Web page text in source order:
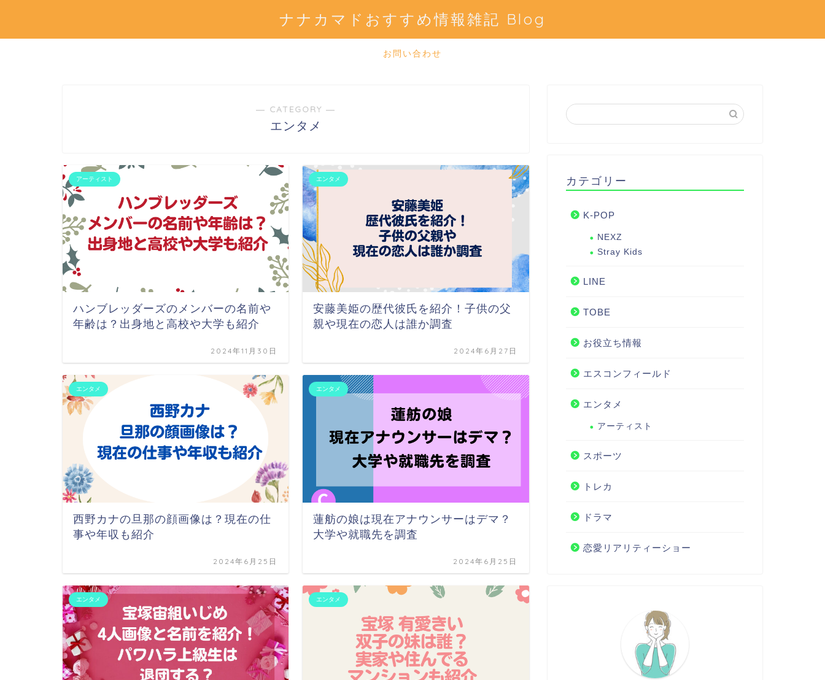
ナナカマドおすすめ情報雑記 Blog
お問い合わせ
― CATEGORY ―
エンタメ
アーティスト
ハンブレッダーズのメンバーの名前や
年齢は？出身地と高校や大学も紹介
2024年11月30日
エンタメ
安藤美姫の歴代彼氏を紹介！子供の父
親や現在の恋人は誰か調査
2024年6月27日
エンタメ
西野カナの旦那の顔画像は？現在の仕
事や年収も紹介
2024年6月25日
エンタメ
蓮舫の娘は現在アナウンサーはデマ？
大学や就職先を調査
2024年6月25日
エンタメ エンタメ
カテゴリー
K-POP
NEXZ
Stray Kids
LINE
TOBE
お役立ち情報
エスコンフィールド
エンタメ
アーティスト
スポーツ
トレカ
ドラマ
恋愛リアリティーショー